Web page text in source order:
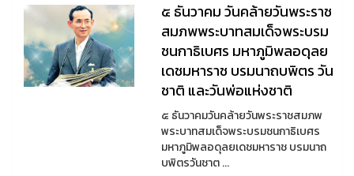
๕ ธันวาคม วันคล้ายวันพระราช
สมภพพระบาทสมเด็จพระบรม
ชนกาธิเบศร มหาภูมิพลอดุลย
เดชมหาราช บรมนาถบพิตร วัน
ชาติ และวันพ่อแห่งชาติ
๕ ธันวาคมวันคล้ายวันพระราชสมภพ
พระบาทสมเด็จพระบรมชนกาธิเบศร
มหาภูมิพลอดุลยเดชมหาราช บรมนาถ
บพิตรวันชาต ...